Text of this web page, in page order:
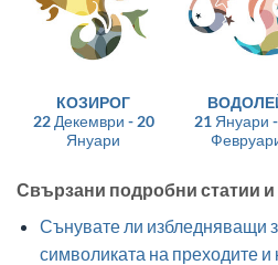
КОЗИРОГ
22 Декември - 20
Януари
21 Януари
Свързани подробни статии
Сънувате ли избледняващи
символиката на преходите и